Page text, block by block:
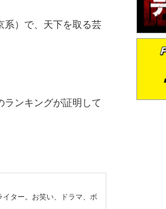
）で、天下を取る芸
ンキングが証明して
ター。お笑い、ドラマ、ボ